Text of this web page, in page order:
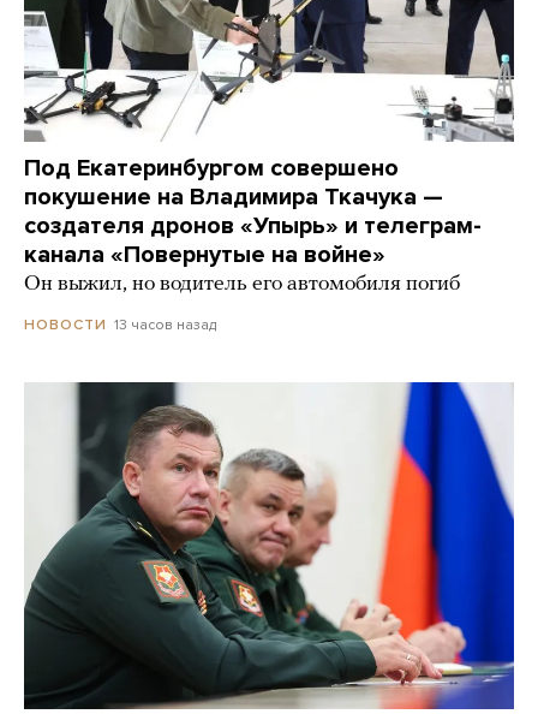
Под Екатеринбургом совершено
покушение на Владимира Ткачука —
создателя дронов «Упырь» и телеграм-
канала «Повернутые на войне»
Он выжил, но водитель его автомобиля погиб
НОВОСТИ 13 часов назад